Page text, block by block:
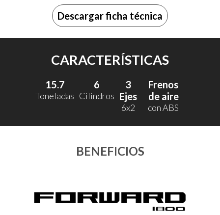
Descargar ficha técnica
CARACTERÍSTICAS
15.7
Toneladas
6
Cilindros
3
Ejes
6x2
Frenos
de aire
con ABS
BENEFICIOS